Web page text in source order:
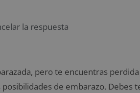
la respuesta
pero te encuentras
de embarazo. Debes